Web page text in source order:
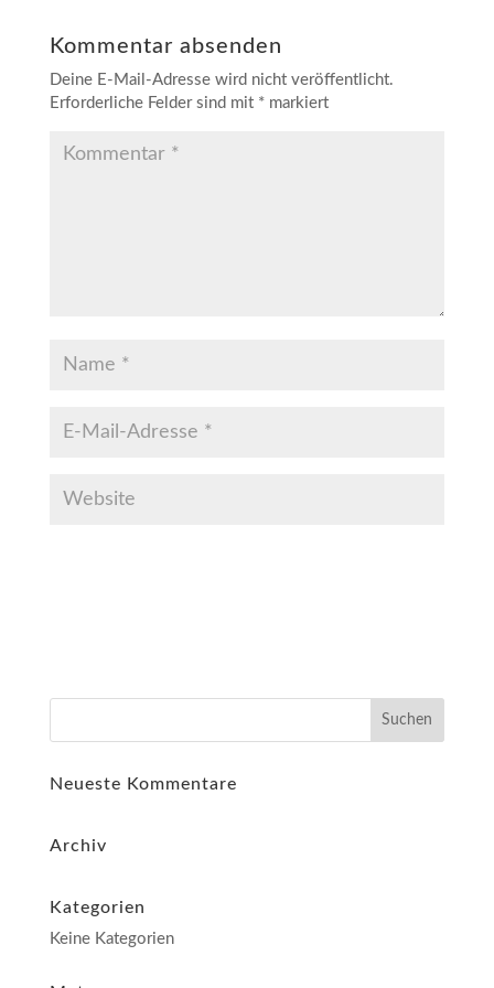
Kommentar absenden
Deine E-Mail-Adresse wird nicht veröffentlicht.
Erforderliche Felder sind mit *markiert
Neueste Kommentare
Archiv
Kategorien
Keine Kategorien